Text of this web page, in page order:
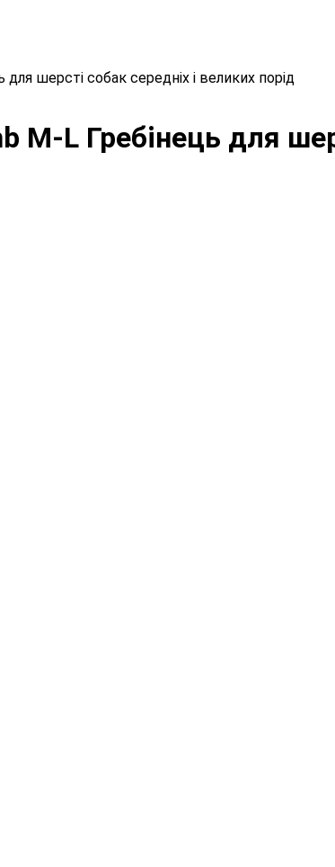
шерсті собак середніх і великих порід
M-L Гребінець для